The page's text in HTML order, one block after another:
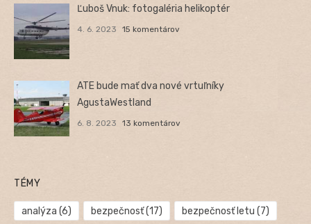
Ľuboš Vnuk: fotogaléria helikoptér
4. 6. 2023 15 komentárov
ATE bude mať dva nové vrtuľníky
AgustaWestland
6. 8. 2023 13 komentárov
TÉMY
analýza (6) bezpečnosť(17) bezpečnosť letu (7)